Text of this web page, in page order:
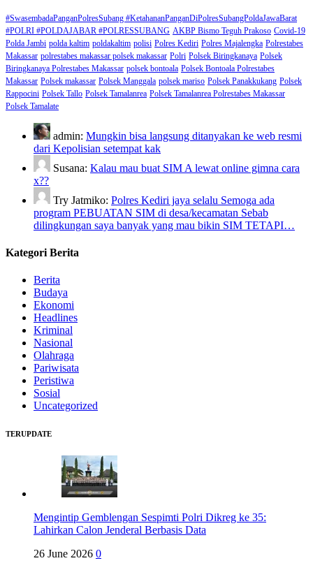
#SwasembadaPanganPolresSubang #KetahananPanganDiPolresSubangPoldaJawaBarat
#POLRI #POLDAJABAR #POLRESSUBANG AKBP Bismo Teguh Prakoso Covid-19
Polda Jambi polda kaltim poldakaltim polisi Polres Kediri Polres Majalengka Polrestabes
Makassar polrestabes makassar polsek makassar Polri Polsek Biringkanaya Polsek
Biringkanaya Polrestabes Makassar polsek bontoala Polsek Bontoala Polrestabes
Makassar Polsek makassar Polsek Manggala polsek mariso Polsek Panakkukang Polsek
Rappocini Polsek Tallo Polsek Tamalanrea Polsek Tamalanrea Polrestabes Makassar
Polsek Tamalate
admin: Mungkin bisa langsung ditanyakan ke web resmi
dari Kepolisian setempat kak
Susana: Kalau mau buat SIM A lewat online gimna cara
x??
Try Jatmiko: Polres Kediri jaya selalu Semoga ada
program PEBUATAN SIM di desa/kecamatan Sebab
dilingkungan saya banyak yang mau bikin SIM TETAPI…
Kategori Berita
Berita
Budaya
Ekonomi
Headlines
Kriminal
Nasional
Olahraga
Pariwisata
Peristiwa
Sosial
Uncategorized
TERUPDATE
Mengintip Gemblengan Sespimti Polri Dikreg ke 35:
Lahirkan Calon Jenderal Berbasis Data
26 June 2026 0